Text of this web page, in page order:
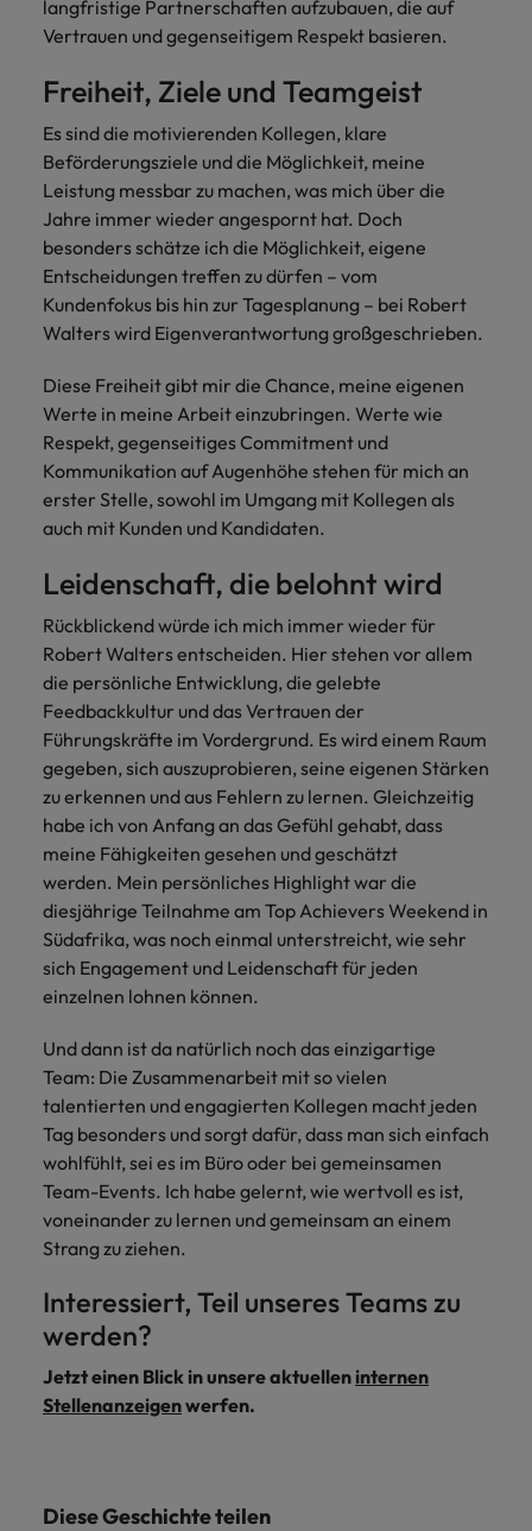
langfristige Partnerschaften aufzubauen, die auf
Vertrauen und gegenseitigem Respekt basieren.
Freiheit, Ziele und Teamgeist
Es sind die motivierenden Kollegen, klare
Beförderungsziele und die Möglichkeit, meine
Leistung messbar zu machen, was mich über die
Jahre immer wieder angespornt hat. Doch
besonders schätze ich die Möglichkeit, eigene
Entscheidungen treffen zu dürfen – vom
Kundenfokus bis hin zur Tagesplanung – bei Robert
Walters wird Eigenverantwortung großgeschrieben.
Diese Freiheit gibt mir die Chance, meine eigenen
Werte in meine Arbeit einzubringen. Werte wie
Respekt, gegenseitiges Commitment und
Kommunikation auf Augenhöhe stehen für mich an
erster Stelle, sowohl im Umgang mit Kollegen als
auch mit Kunden und Kandidaten.
Leidenschaft, die belohnt wird
Rückblickend würde ich mich immer wieder für
Robert Walters entscheiden. Hier stehen vor allem
die persönliche Entwicklung, die gelebte
Feedbackkultur und das Vertrauen der
Führungskräfte im Vordergrund. Es wird einem Raum
gegeben, sich auszuprobieren, seine eigenen Stärken
zu erkennen und aus Fehlern zu lernen. Gleichzeitig
habe ich von Anfang an das Gefühl gehabt, dass
meine Fähigkeiten gesehen und geschätzt
werden. Mein persönliches Highlight war die
diesjährige Teilnahme am Top Achievers Weekend in
Südafrika, was noch einmal unterstreicht, wie sehr
sich Engagement und Leidenschaft für jeden
einzelnen lohnen können.
Und dann ist da natürlich noch das einzigartige
Team: Die Zusammenarbeit mit so vielen
talentierten und engagierten Kollegen macht jeden
Tag besonders und sorgt dafür, dass man sich einfach
wohlfühlt, sei es im Büro oder bei gemeinsamen
Team-Events. Ich habe gelernt, wie wertvoll es ist,
voneinander zu lernen und gemeinsam an einem
Strang zu ziehen.
Interessiert, Teil unseres Teams zu
werden?
Jetzt einen Blick in unsere aktuellen internen
Stellenanzeigenwerfen.
Diese Geschichte teilen